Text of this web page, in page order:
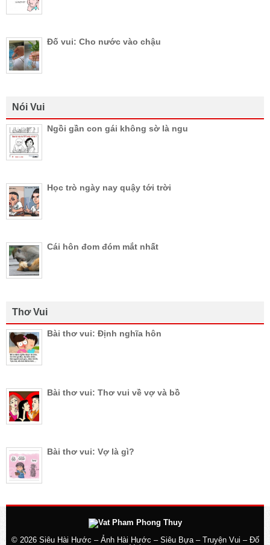
Đố vui: Cho nước vào chậu
Nói Vui
Ngồi gần con gái không sờ là ngu
Học trò ngày nay quậy tới trời
Cái hôn đom đóm mắt nhất
Thơ Vui
Bài thơ vui: Định nghĩa hôn
Bài thơ vui: Thơ vui về vợ và bồ
Bài thơ vui: Vợ là gì?
© 2026 Siêu Hài Hước – Ảnh Hài Hước – Siêu Bựa – Truyện Vui – Đố